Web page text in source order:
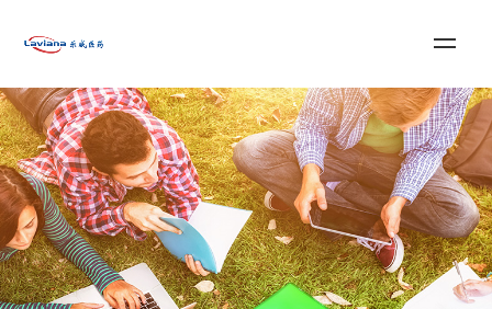
登录 注册 English
首页
关于乐威
服务与解决方案
新闻资讯